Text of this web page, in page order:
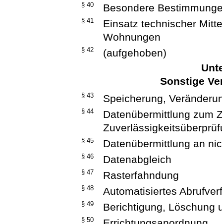
§ 40 Besondere
§ 41
Einsatz technischer
Wohnungen
§ 42
(aufgehoben)
Sonstige
§ 43 Speicherung,
§ 44
Datenübermittlung zum
§ 45 Datenübermittlung an
§ 46 Datenabgleich
§ 47 Rasterfahndung
§ 48 Automatisiertes
§ 49 Berichtigung, Löschung
§ 50